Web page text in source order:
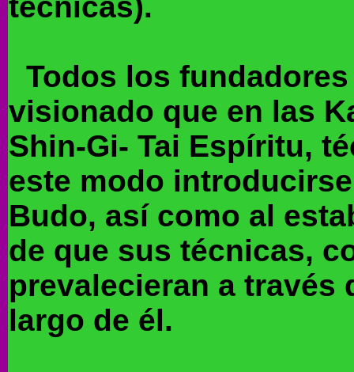
Todos los
visionado que en las
Shin-Gi- Tai Espíritu,
este modo
Budo, así como al
de que sus técnicas,
prevalecieran a través
largo de él.